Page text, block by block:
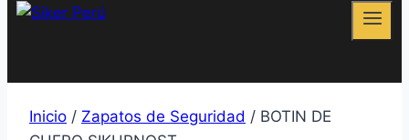
Inicio / Zapatos de Seguridad / BOTIN DE